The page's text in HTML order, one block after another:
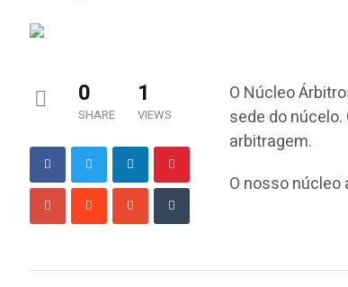
0
SHARE
1
VIEWS
O Núcleo
sede do
arbitragem.
O nosso núcleo